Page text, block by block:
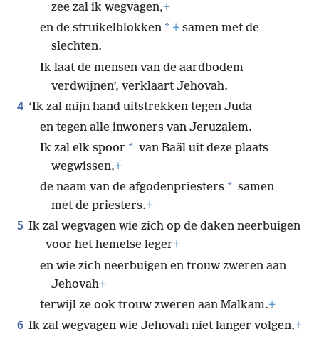
zee zal ik wegvagen,+
en de struikelblokken * + samen met de
slechten.
Ik laat de mensen van de aardbodem
verdwijnen’, verklaart Jehovah.
4 ‘Ik zal mijn hand uitstrekken tegen Juda
en tegen alle inwoners van Jeruzalem.
Ik zal elk spoor * van Baäl uit deze plaats
wegwissen,+
de naam van de afgodenpriesters * samen
met de priesters.+
5 Ik zal wegvagen wie zich op de daken neerbuigen
voor het hemelse leger+
en wie zich neerbuigen en trouw zweren aan
Jehovah+
terwijl ze ook trouw zweren aan Ma̱lkam.+
6 Ik zal wegvagen wie Jehovah niet langer volgen,+